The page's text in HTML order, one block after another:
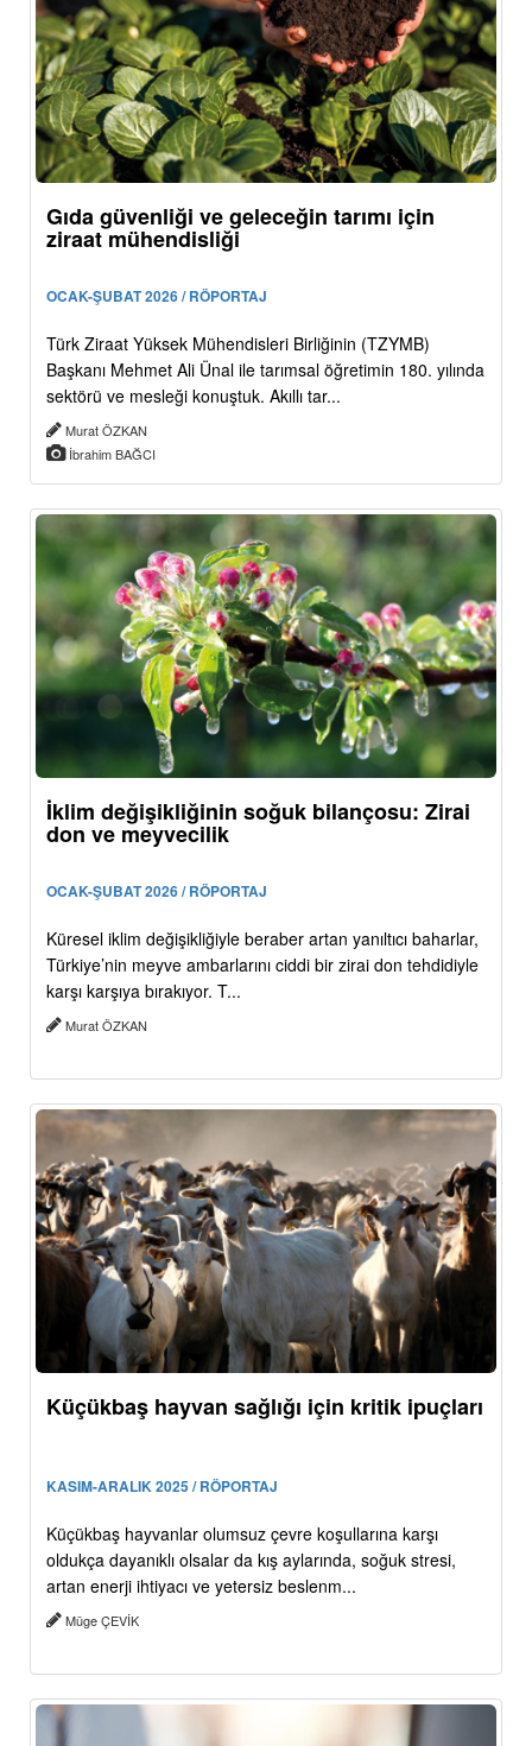
Gıda güvenliği ve geleceğin tarımı için
ziraat mühendisliği
OCAK-ŞUBAT 2026 / RÖPORTAJ
Türk Ziraat Yüksek Mühendisleri Birliğinin (TZYMB)
Başkanı Mehmet Ali Ünal ile tarımsal öğretimin 180. yılında
sektörü ve mesleği konuştuk. Akıllı tar...
Murat ÖZKAN
İbrahim BAĞCI
İklim değişikliğinin soğuk bilançosu: Zirai
don ve meyvecilik
OCAK-ŞUBAT 2026 / RÖPORTAJ
Küresel iklim değişikliğiyle beraber artan yanıltıcı baharlar,
Türkiye’nin meyve ambarlarını ciddi bir zirai don tehdidiyle
karşı karşıya bırakıyor. T...
Murat ÖZKAN
Küçükbaş hayvan sağlığı için kritik ipuçları
KASIM-ARALIK 2025 / RÖPORTAJ
Küçükbaş hayvanlar olumsuz çevre koşullarına karşı
oldukça dayanıklı olsalar da kış aylarında, soğuk stresi,
artan enerji ihtiyacı ve yetersiz beslenm...
Müge ÇEVİK